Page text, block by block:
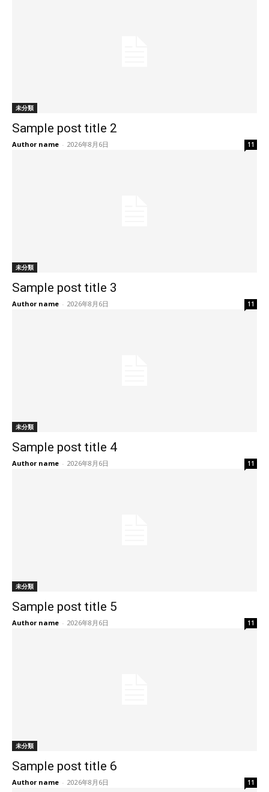
未分類
Sample post title 2
Author name - 2026年8月6日 11
未分類
Sample post title 3
Author name - 2026年8月6日 11
未分類
Sample post title 4
Author name - 2026年8月6日 11
未分類
Sample post title 5
Author name - 2026年8月6日 11
未分類
Sample post title 6
Author name - 2026年8月6日 11